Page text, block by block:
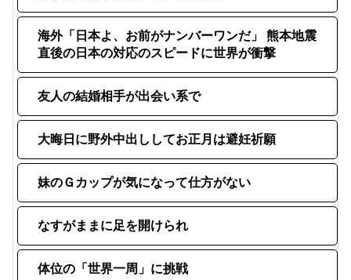
海外「日本よ、お前がナンバーワンだ」 熊本地震
直後の日本の対応のスピードに世界が衝撃
友人の結婚相手が出会い系で
大晦日に野外中出ししてお正月は避妊祈願
妹のＧカップが気になって仕方がない
なすがままに足を開けられ
体位の「世界一周」に挑戦